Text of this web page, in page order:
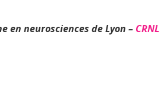
en neurosciences de Lyon – CRNL